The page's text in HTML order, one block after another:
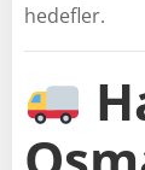
hedefler.